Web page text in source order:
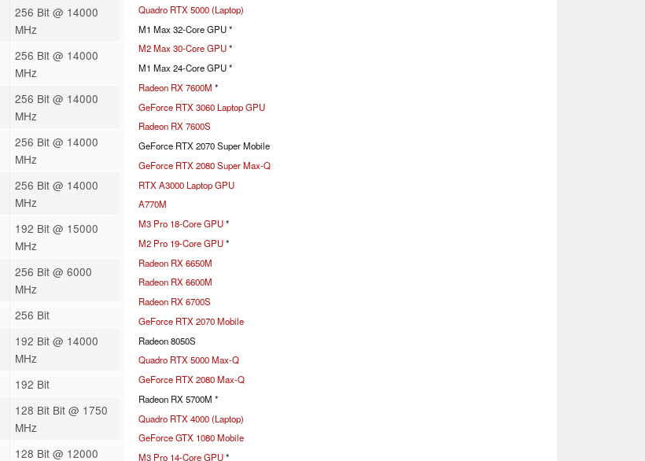
256 Bit @ 14000
MHz
256 Bit @ 14000
MHz
256 Bit @ 14000
MHz
256 Bit @ 14000
MHz
256 Bit @ 14000
MHz
192 Bit @ 15000
MHz
256 Bit @ 6000
MHz
256 Bit
192 Bit @ 14000
MHz
192 Bit
128 Bit Bit @ 1750
MHz
128 Bit @ 12000
Quadro RTX 5000 (Laptop)
M1 Max 32-Core GPU *
M2 Max 30-Core GPU*
M1 Max 24-Core GPU *
Radeon RX 7600M *
GeForce RTX 3060 Laptop GPU
Radeon RX 7600S
GeForce RTX 2070 Super Mobile
GeForce RTX 2080 Super Max-Q
RTX A3000 Laptop GPU
A770M
M3 Pro 18-Core GPU*
M2 Pro 19-Core GPU*
Radeon RX 6650M
Radeon RX 6600M
Radeon RX 6700S
GeForce RTX 2070 Mobile
Radeon 8050S
Quadro RTX 5000 Max-Q
GeForce RTX 2080 Max-Q
Radeon RX 5700M *
Quadro RTX 4000 (Laptop)
GeForce GTX 1080 Mobile
M3 Pro 14-Core GPU*